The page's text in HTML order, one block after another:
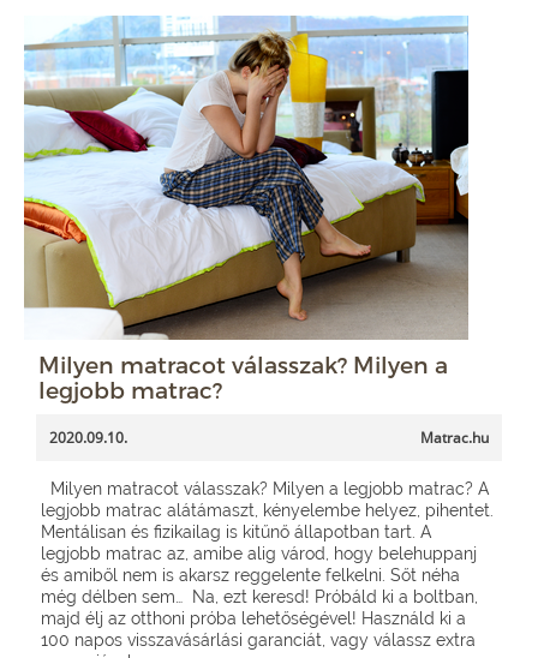
Milyen matracot válasszak? Milyen a
legjobb matrac?
2020.09.10. Matrac.hu
Milyen matracot válasszak? Milyen a legjobb matrac? A
legjobb matrac alátámaszt, kényelembe helyez, pihentet.
Mentálisan és fizikailag is kitűnő állapotban tart. A
legjobb matrac az, amibe alig várod, hogy belehuppanj
és amiből nem is akarsz reggelente felkelni. Sőt néha
még délben sem… Na, ezt keresd! Próbáld ki a boltban,
majd élj az otthoni próba lehetőségével! Használd ki a
100 napos visszavásárlási garanciát, vagy válassz extra